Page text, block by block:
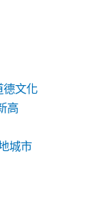
德文化
高
城市